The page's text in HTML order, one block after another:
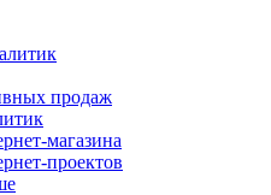
продаж
магазина
проектов